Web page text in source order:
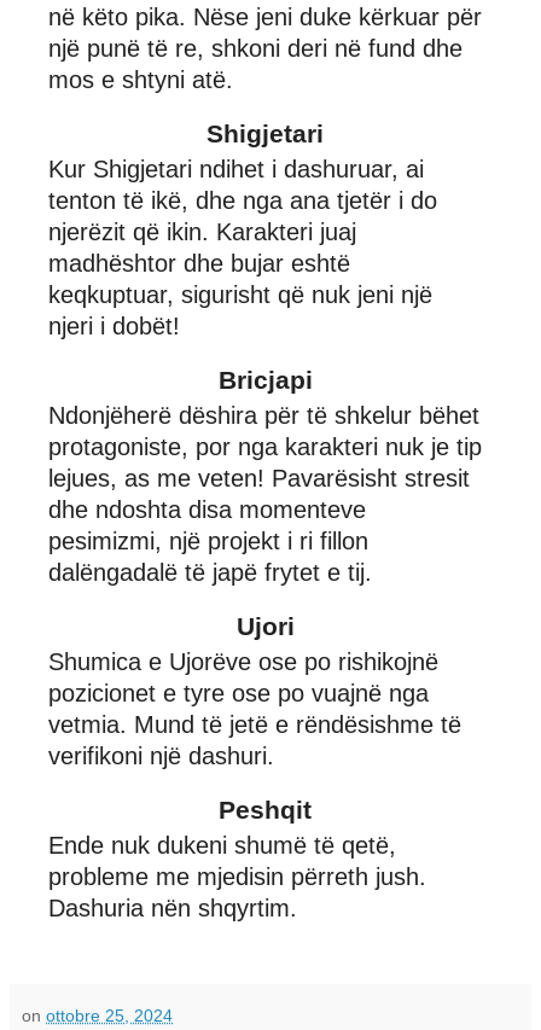
në këto pika. Nëse jeni duke kërkuar për
një punë të re, shkoni deri në fund dhe
mos e shtyni atë.
Shigjetari
Kur Shigjetari ndihet i dashuruar, ai
tenton të ikë, dhe nga ana tjetër i do
njerëzit që ikin. Karakteri juaj
madhështor dhe bujar eshtë
keqkuptuar, sigurisht që nuk jeni një
njeri i dobët!
Bricjapi
Ndonjëherë dëshira për të shkelur bëhet
protagoniste, por nga karakteri nuk je tip
lejues, as me veten! Pavarësisht stresit
dhe ndoshta disa momenteve
pesimizmi, një projekt i ri fillon
dalëngadalë të japë frytet e tij.
Ujori
Shumica e Ujorëve ose po rishikojnë
pozicionet e tyre ose po vuajnë nga
vetmia. Mund të jetë e rëndësishme të
verifikoni një dashuri.
Peshqit
Ende nuk dukeni shumë të qetë,
probleme me mjedisin përreth jush.
Dashuria nën shqyrtim.
on ottobre 25, 2024